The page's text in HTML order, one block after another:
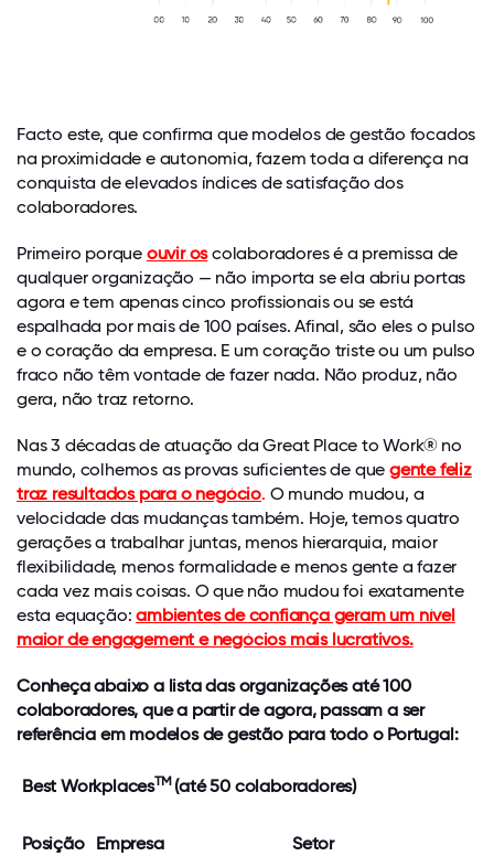
Facto este, que confirma que modelos de gestão focados
na proximidade e autonomia, fazem toda a diferença na
conquista de elevados índices de satisfação dos
colaboradores.
Primeiro porque ouvir oscolaboradores é a premissa de
qualquer organização — não importa se ela abriu portas
agora e tem apenas cinco profissionais ou se está
espalhada por mais de 100 países. Afinal, são eles o pulso
e o coração da empresa. E um coração triste ou um pulso
fraco não têm vontade de fazer nada. Não produz, não
gera, não traz retorno.
Nas 3 décadas de atuação da Great Place to Work® no
mundo, colhemos as provas suficientes de que gente feliz
traz resultados para o negócio. O mundo mudou, a
velocidade das mudanças também. Hoje, temos quatro
gerações a trabalhar juntas, menos hierarquia, maior
flexibilidade, menos formalidade e menos gente a fazer
cada vez mais coisas. O que não mudou foi exatamente
esta equação:ambientes de confiança geram um nível
maior de engagement e negócios mais lucrativos.
Conheça abaixo a lista das organizações até 100
colaboradores, que a partir de agora, passam a ser
referência em modelos de gestão para todo o Portugal:
Best WorkplacesTM (até 50 colaboradores)
Posição Empresa Setor